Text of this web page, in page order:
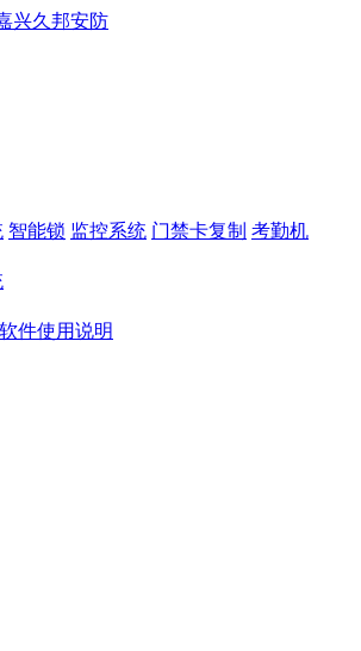
智能锁 监控系统 门禁卡复制 考勤机
件使用说明